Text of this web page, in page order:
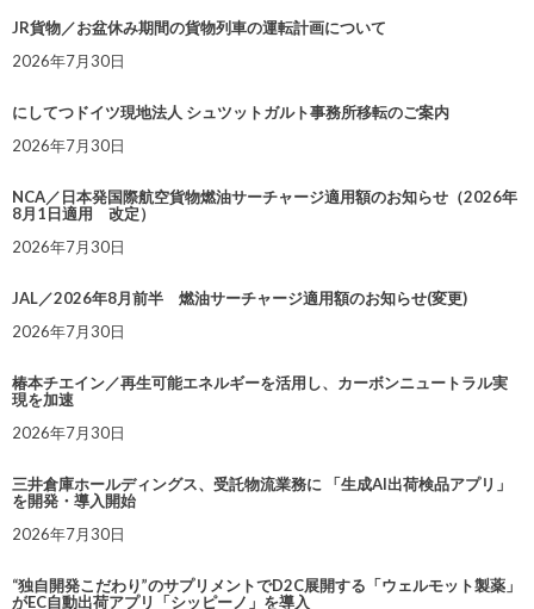
JR貨物／お盆休み期間の貨物列車の運転計画について
2026年7月30日
にしてつドイツ現地法人 シュツットガルト事務所移転のご案内
2026年7月30日
NCA／日本発国際航空貨物燃油サーチャージ適用額のお知らせ（2026年
8月1日適用 改定）
2026年7月30日
JAL／2026年8月前半 燃油サーチャージ適用額のお知らせ(変更)
2026年7月30日
椿本チエイン／再生可能エネルギーを活用し、カーボンニュートラル実
現を加速
2026年7月30日
三井倉庫ホールディングス、受託物流業務に 「生成AI出荷検品アプリ」
を開発・導入開始
2026年7月30日
“独自開発こだわり”のサプリメントでD2C展開する「ウェルモット製薬」
がEC自動出荷アプリ「シッピーノ」を導入